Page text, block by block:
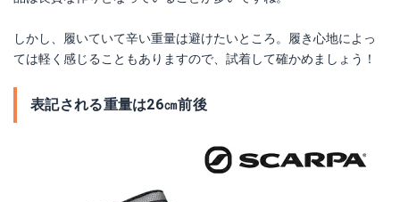
しかし、履いていて辛い重量は避けたいところ。履き心地によっ
ては軽く感じることもありますので、試着して確かめましょう！
表記される重量は26㎝前後